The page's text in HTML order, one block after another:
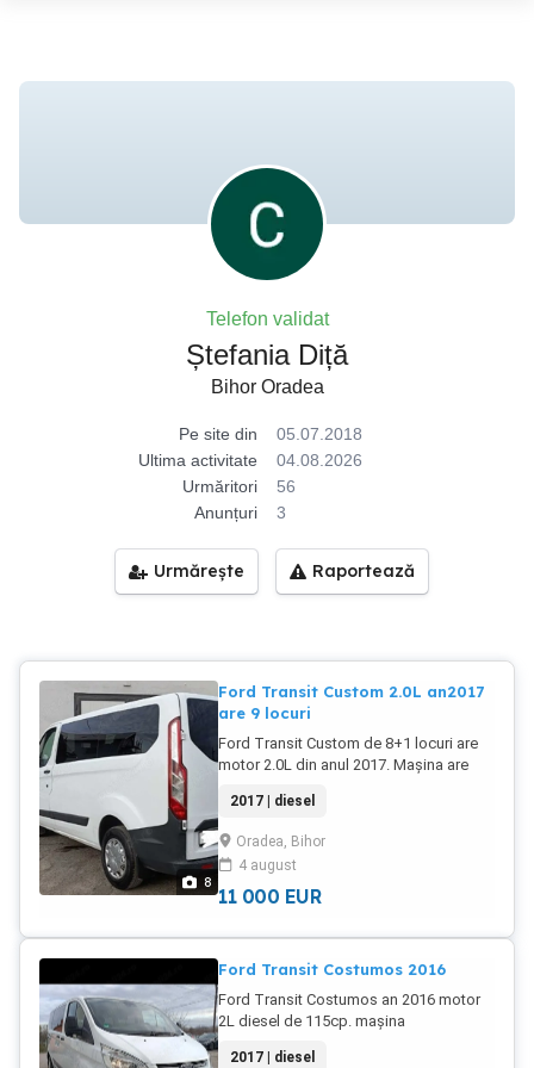
Telefon validat
Ștefania Diță
Bihor Oradea
Pe site din
05.07.2018
Ultima activitate
04.08.2026
Urmăritori
56
Anunțuri
3
Urmărește Raportează
8
Ford Transit Custom 2.0L an2017
are 9 locuri
Ford Transit Custom de 8+1 locuri are
motor 2.0L din anul 2017. Mașina are
pentru că circula zilnic. Mașina merge
foarte bine fără probleme. Pentru mai
multe informații vă rugăm să ne
contactați la numărul de telefon.
O758931047.
2017 | diesel
Oradea, Bihor
4 august
11 000 EUR
Ford Transit Costumos 2016
Ford Transit Costumos an 2016 motor
2L diesel de 115cp. mașina
mașina dispune de 9 locuri. pentru mai
2017 | diesel